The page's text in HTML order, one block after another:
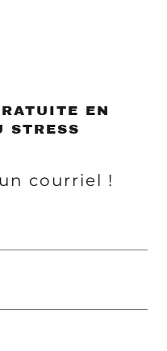
EN
STRESS
courriel !